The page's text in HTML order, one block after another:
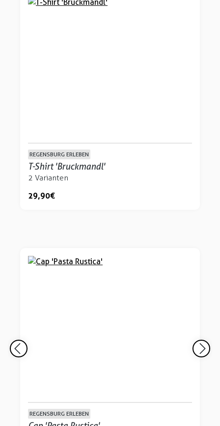
REGENSBURG ERLEBEN
T-Shirt 'Bruckmandl'
2 Varianten
29,90 €
REGENSBURG ERLEBEN